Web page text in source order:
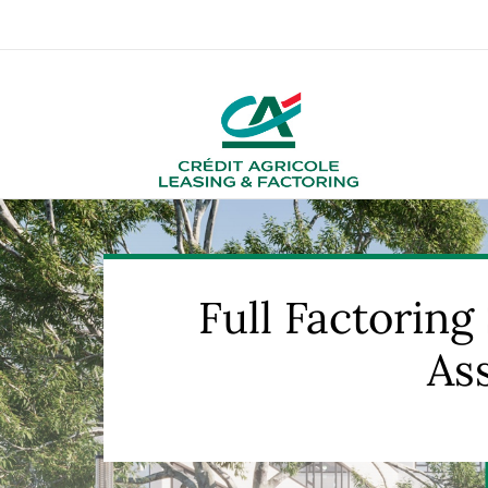
Full Factoring Avec Recours Full
Full Factoring